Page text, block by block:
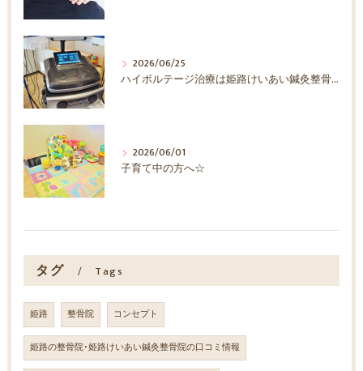
2026/06/25
ハイボルテージ治療は姫路けいあい鍼灸整骨院へ！
2026/06/01
子育て中の方へ☆
タグ Tags
姫路 整骨院 コンセプト
姫路の整骨院･姫路けいあい鍼灸整骨院の口コミ情報